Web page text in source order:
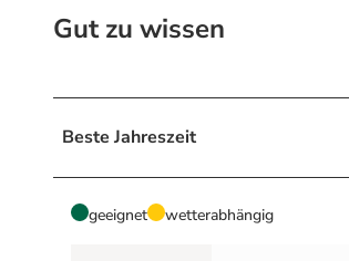
Gut zu wissen
Beste Jahreszeit
geeignet wetterabhängig